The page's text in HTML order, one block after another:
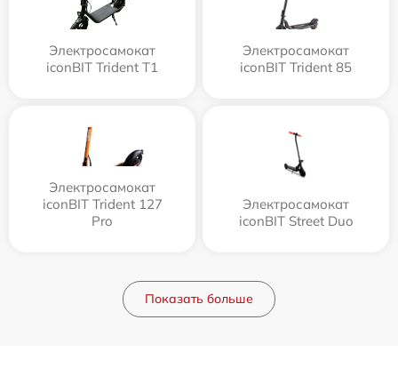
Электросамокат
iconBIT Trident T1
Электросамокат
iconBIT Trident 85
Электросамокат
iconBIT Trident 127
Pro
Электросамокат
iconBIT Street Duo
Показать больше